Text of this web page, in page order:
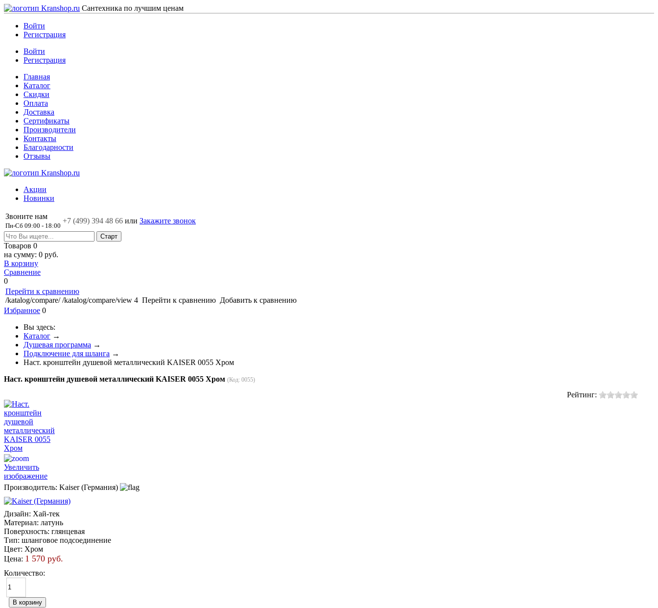
Сантехника по лучшим ценам
Войти
Регистрация
Войти
Регистрация
Главная
Каталог
Скидки
Оплата
Доставка
Сертификаты
Производители
Контакты
Благодарности
Отзывы
Акции
Новинки
Звоните нам
Пн-Сб 09:00 - 18:00
+7 (499) 394 48 66 или Закажите звонок
Товаров 0
на сумму: 0 руб.
В корзину
Сравнение
0
Перейти к сравнению
/katalog/compare/ /katalog/compare/view 4 Перейти к сравнению Добавить к сравнению
Избранное 0
Вы здесь:
Каталог →
Душевая программа →
Подключение для шланга →
Наст. кронштейн душевой металлический KAISER 0055 Хром
Наст. кронштейн душевой металлический KAISER 0055 Хром (Код: 0055)
Рейтинг:
Увеличить
изображение
Производитель: Kaiser (Германия)
Дизайн: Хай-тек
Материал: латунь
Поверхность: глянцевая
Тип: шланговое подсоединение
Цвет: Хром
Цена: 1 570 руб.
Количество: